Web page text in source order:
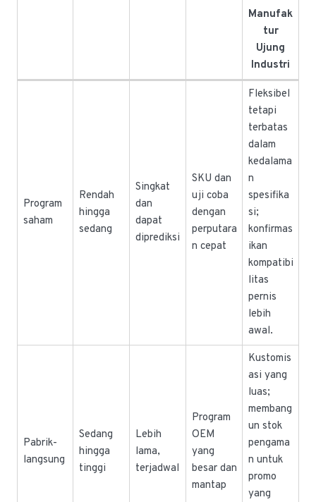
Manufak
tur
Ujung
Industri
Program
saham
Rendah
hingga
sedang
Singkat
dan
dapat
diprediksi
SKU dan
uji coba
dengan
perputara
n cepat
Fleksibel
tetapi
terbatas
dalam
kedalama
n
spesifika
si;
konfirmas
ikan
kompatibi
litas
pernis
lebih
awal.
Pabrik-
langsung
Sedang
hingga
tinggi
Lebih
lama,
terjadwal
Program
OEM
yang
besar dan
mantap
Kustomis
asi yang
luas;
membang
un stok
pengama
n untuk
promo
yang